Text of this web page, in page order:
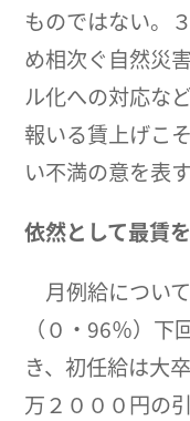
ものではない。
め相次ぐ自然災
ル化への対応な
報いる賃上げこ
い不満の意を表
依然として最賃
月例給につい
（０・96％）
き、初任給は大
万２０００円の